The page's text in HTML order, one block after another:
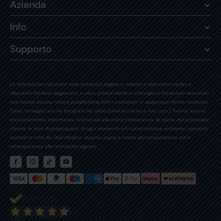
Azienda
Info
Supporto
Le informazioni riportate nella presente pagina e relative a dispositivi medici e
dispositivi medico-diagnostici in vitro, presidi medico-chirurgici e medicinali veterinari
non hanno alcuna natura pubblicitaria.Tutti i contenuti, in qualunque forma realizzati,
(testi, immagini, anche fotografiche, descrizioni tecniche e non, ecc.), hanno natura
esclusivamente informativa, funzionale alla mera conoscenza da parte del potenziale
cliente, in fase di preacquisto, di ogni elemento e/o caratteristica attinente i prodotti
venduti in rete da Oasi Medica. Quanto sopra a tutela del consumatore ed in
ottemperanza alla normativa vigente.